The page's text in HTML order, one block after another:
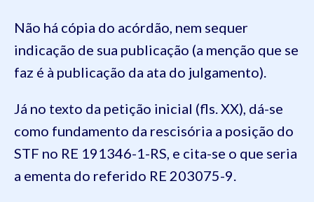
Não há cópia do acórdão, nem sequer
indicação de sua publicação (a menção que se
faz é à publicação da ata do julgamento).
Já no texto da petição inicial (fls. XX), dá-se
como fundamento da rescisória a posição do
STF no RE 191346-1-RS, e cita-se o que seria
a ementa do referido RE 203075-9.